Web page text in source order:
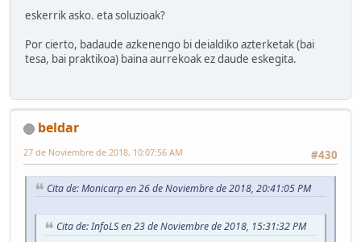
eskerrik asko. eta soluzioak?
Por cierto, badaude azkenengo bi deialdiko azterketak (bai
tesa, bai praktikoa) baina aurrekoak ez daude eskegita.
beldar
#430
27 de Noviembre de 2018, 10:07:56 AM
Cita de: Monicarp en 26 de Noviembre de 2018, 20:41:05 PM
Cita de: InfoLS en 23 de Noviembre de 2018, 15:31:32 PM